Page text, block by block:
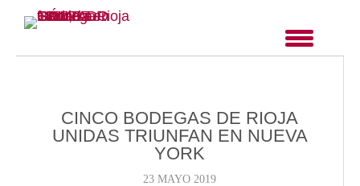
CINCO BODEGAS DE RIOJA
UNIDAS TRIUNFAN EN NUEVA
YORK
23 MAYO 2019